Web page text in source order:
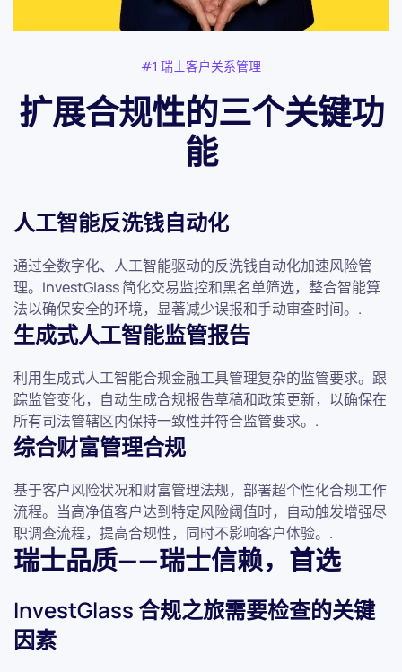
#1 瑞士客户关系管理
扩展合规性的三个关键功
能
人工智能反洗钱自动化
通过全数字化、人工智能驱动的反洗钱自动化加速风险管
理。InvestGlass 简化交易监控和黑名单筛选，整合智能算
法以确保安全的环境，显著减少误报和手动审查时间。.
生成式人工智能监管报告
利用生成式人工智能合规金融工具管理复杂的监管要求。跟
踪监管变化，自动生成合规报告草稿和政策更新，以确保在
所有司法管辖区内保持一致性并符合监管要求。.
综合财富管理合规
基于客户风险状况和财富管理法规，部署超个性化合规工作
流程。当高净值客户达到特定风险阈值时，自动触发增强尽
职调查流程，提高合规性，同时不影响客户体验。.
瑞士品质——瑞士信赖，首选
InvestGlass 合规之旅需要检查的关键
因素